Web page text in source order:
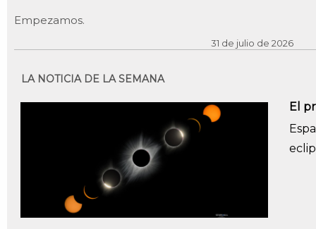
Empezamos.
31 de julio de 2026
LA NOTICIA DE LA SEMANA
El